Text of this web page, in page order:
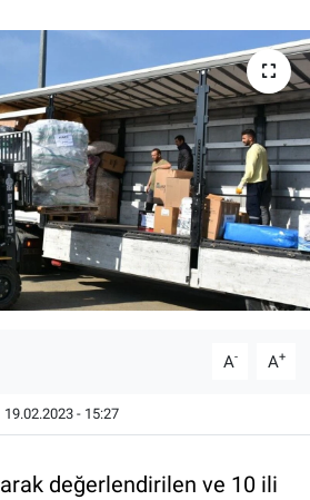
A- A+
19.02.2023 - 15:27
değerlendirilen ve 10 ili